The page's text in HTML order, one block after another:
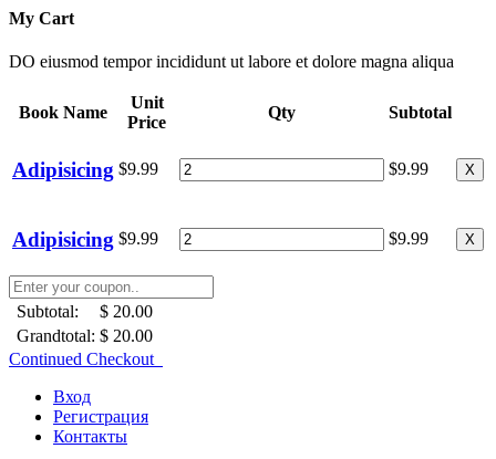
My Cart
DO eiusmod tempor incididunt ut labore et dolore magna aliqua
Book Name
Unit
Price
Qty Subtotal
Adipisicing $9.99 $9.99 X
Adipisicing $9.99 $9.99 X
Subtotal:
$ 20.00
Grandtotal: $ 20.00
Continued Checkout
Вход
Регистрация
Контакты